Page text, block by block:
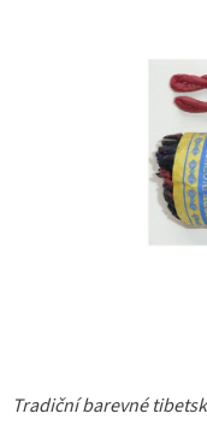
Tradiční barevné